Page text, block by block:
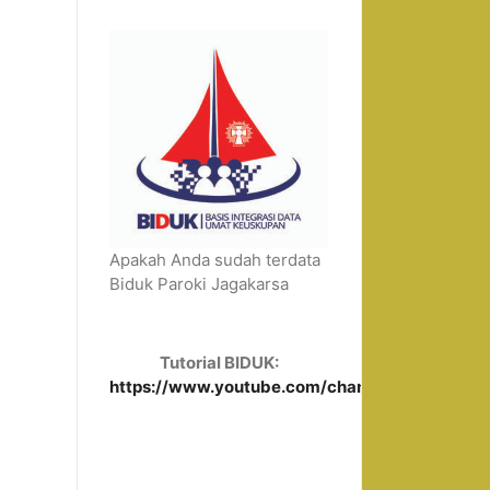
Apakah Anda sudah terdata
Biduk Paroki Jagakarsa
Tutorial BIDUK:
https://www.youtube.com/channel/